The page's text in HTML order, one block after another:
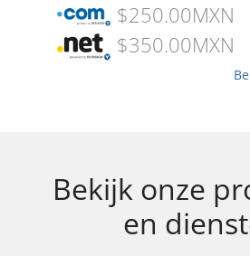
$250.00MXN
$350.00MXN
Bekijk onze
en